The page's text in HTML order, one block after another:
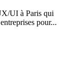
UI à Paris qui
pour...